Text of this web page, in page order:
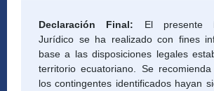
Declaración Final: El presente
Jurídico se ha realizado con fines
base a las disposiciones legales
territorio ecuatoriano. Se
los contingentes identificados hayan